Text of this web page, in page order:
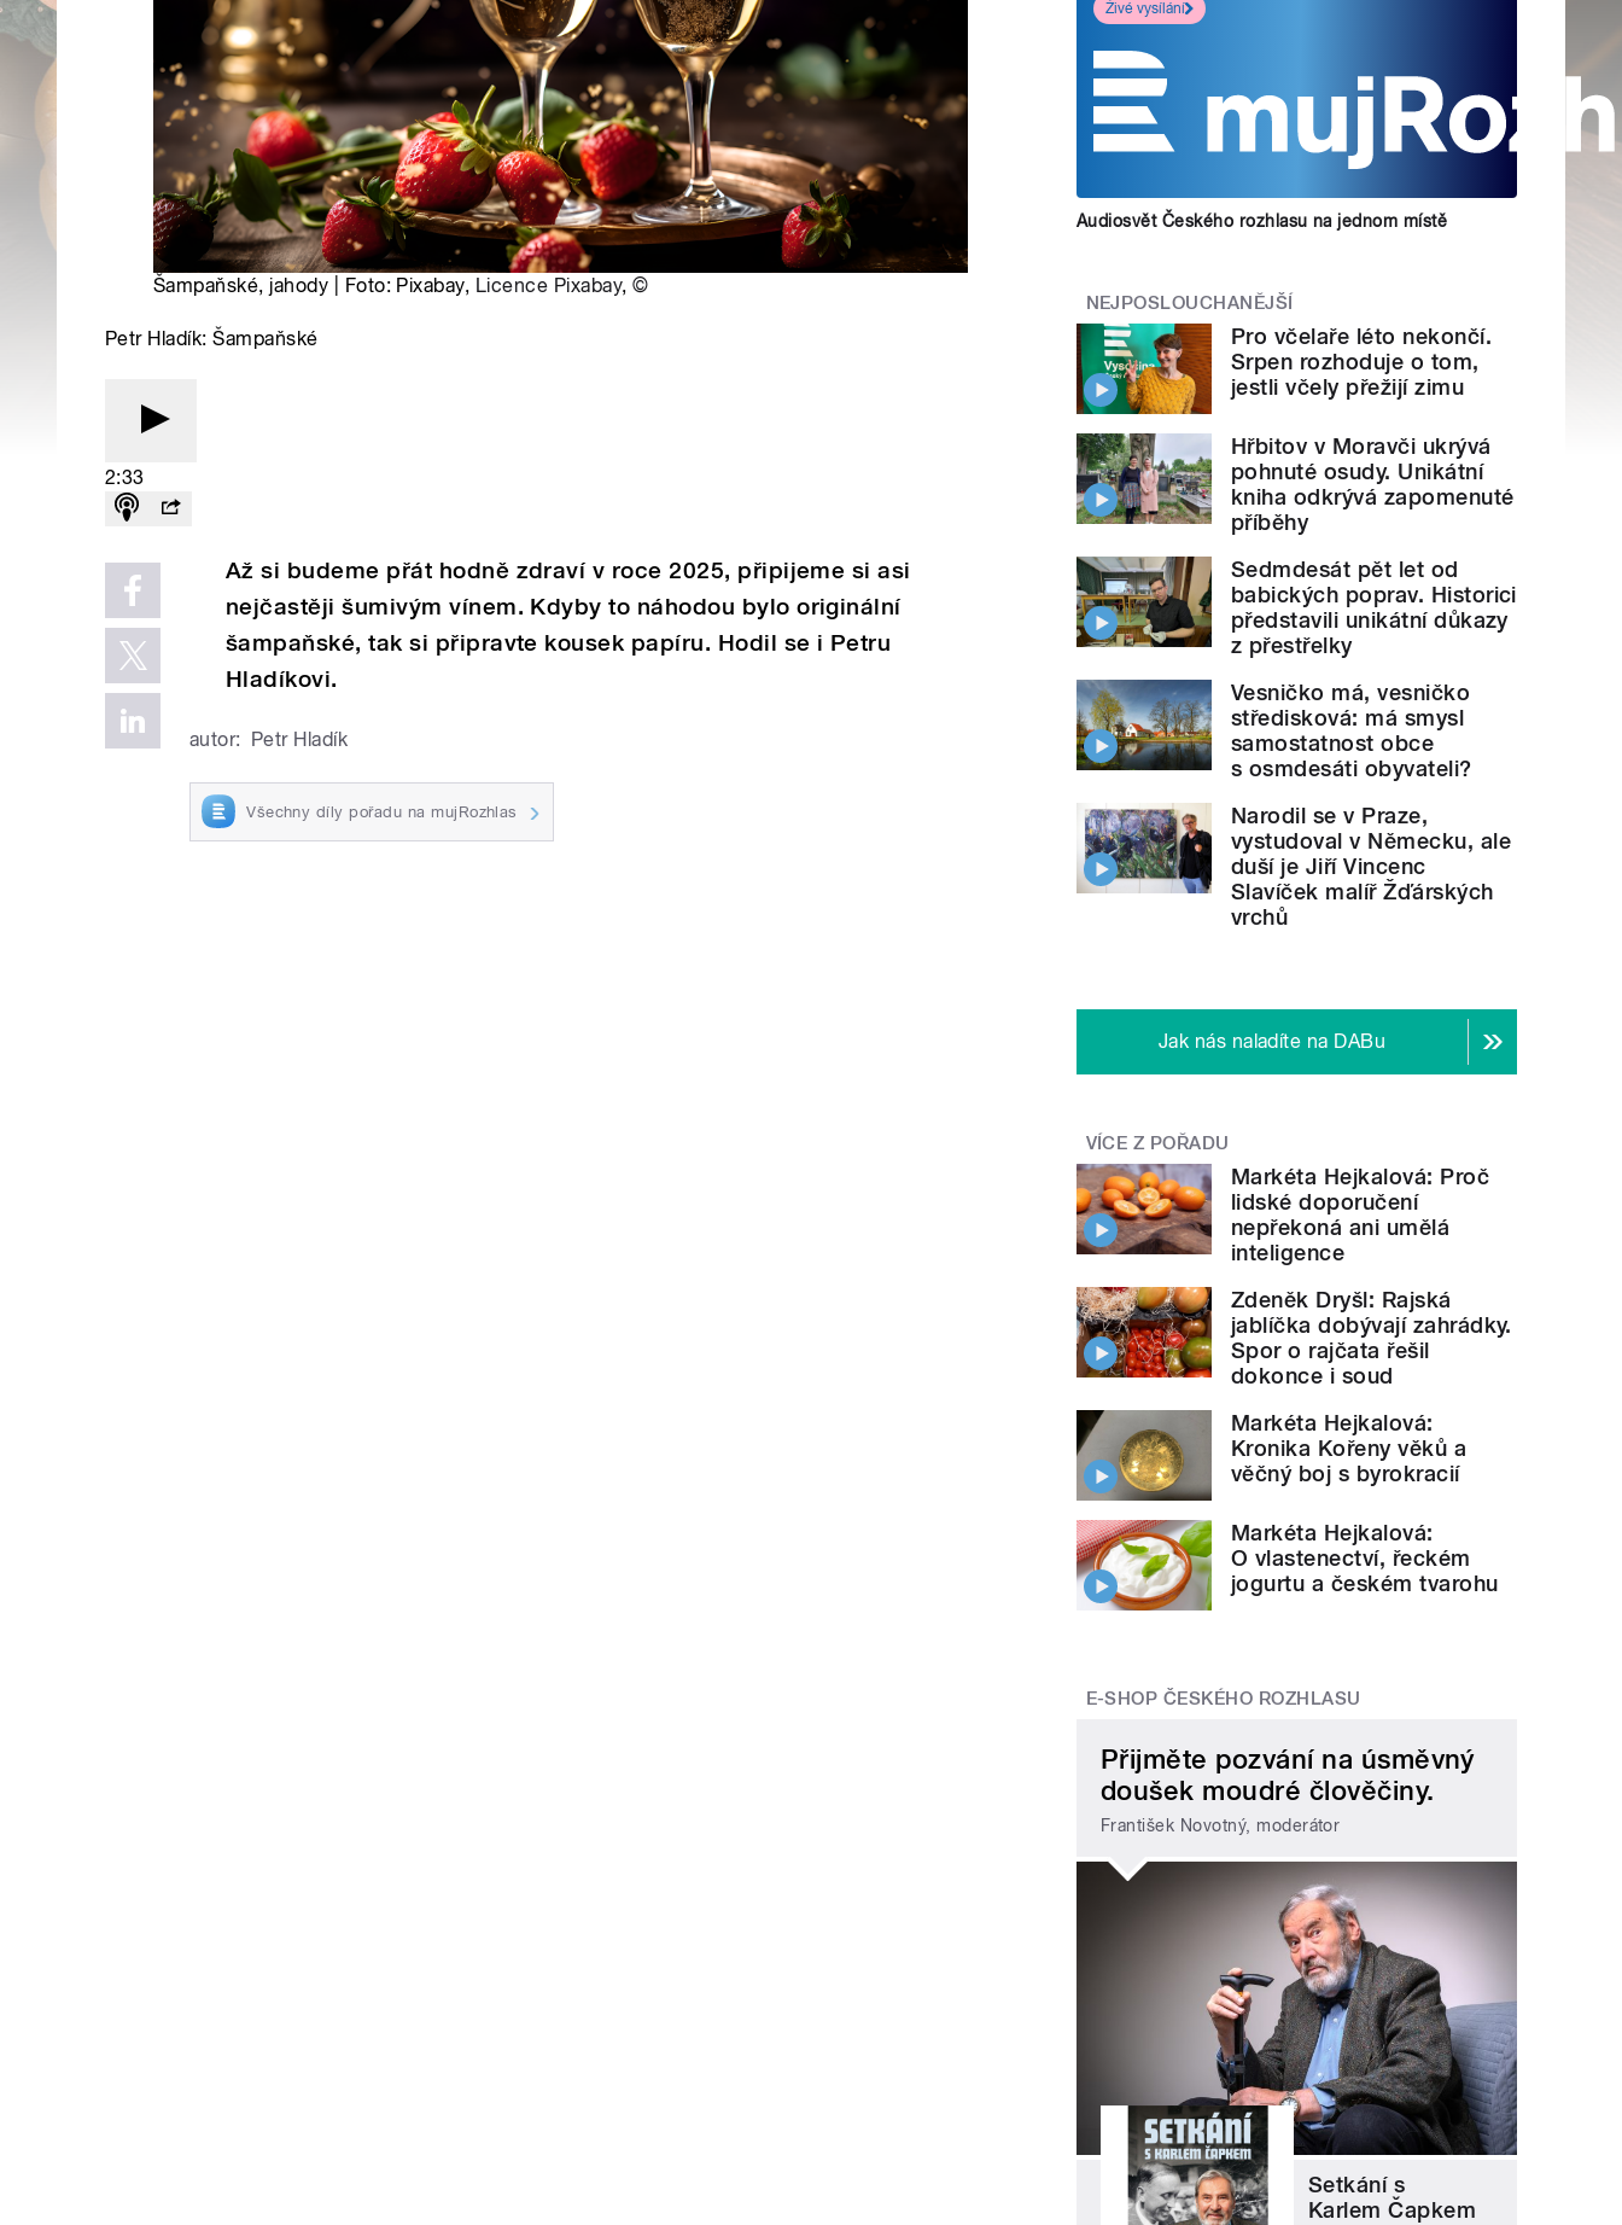
Šampaňské, jahody | Foto: Pixabay, Licence Pixabay, ©
Petr Hladík: Šampaňské
2:33
Až si budeme přát hodně zdraví v roce 2025, připijeme si asi
nejčastěji šumivým vínem. Kdyby to náhodou bylo originální
šampaňské, tak si připravte kousek papíru. Hodil se i Petru
Hladíkovi.
autor: Petr Hladík
Všechny díly pořadu na mujRozhlas
Živé vysílání
Audiosvět Českého rozhlasu na jednom místě
NEJPOSLOUCHANĚJŠÍ
Pro včelaře léto nekončí.
Srpen rozhoduje o tom,
jestli včely přežijí zimu
Hřbitov v Moravči ukrývá
pohnuté osudy. Unikátní
kniha odkrývá zapomenuté
příběhy
Sedmdesát pět let od
babických poprav. Historici
představili unikátní důkazy
z přestřelky
Vesničko má, vesničko
středisková: má smysl
samostatnost obce
s osmdesáti obyvateli?
Narodil se v Praze,
vystudoval v Německu, ale
duší je Jiří Vincenc
Slavíček malíř Žďárských
vrchů
Jak nás naladíte na DABu
VÍCE Z POŘADU
Markéta Hejkalová: Proč
lidské doporučení
nepřekoná ani umělá
inteligence
Zdeněk Dryšl: Rajská
jablíčka dobývají zahrádky.
Spor o rajčata řešil
dokonce i soud
Markéta Hejkalová:
Kronika Kořeny věků a
věčný boj s byrokracií
Markéta Hejkalová:
O vlastenectví, řeckém
jogurtu a českém tvarohu
E-SHOP ČESKÉHO ROZHLASU
Přijměte pozvání na úsměvný
doušek moudré člověčiny.
František Novotný, moderátor
Setkání s
Karlem Čapkem